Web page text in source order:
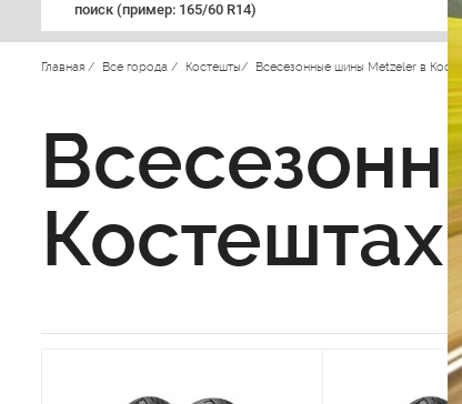
поиск (примеp: 165/60 R14)
Главная / Все города / Костешты/ Всесезонные шины Metzeler в
Костештах